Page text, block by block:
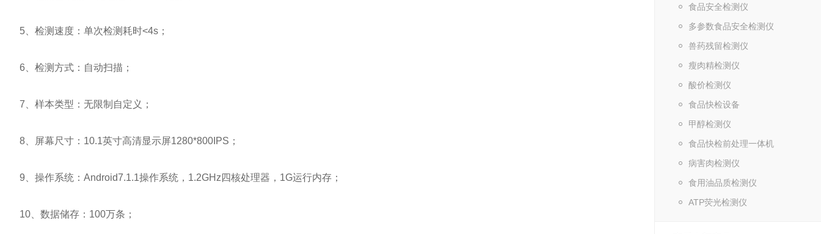
食品安全检测仪
多参数食品安全检测仪
兽药残留检测仪
瘦肉精检测仪
酸价检测仪
食品快检设备
甲醇检测仪
食品快检前处理一体机
病害肉检测仪
食用油品质检测仪
ATP荧光检测仪
5、检测速度：单次检测耗时<4s；
6、检测方式：自动扫描；
7、样本类型：无限制自定义；
8、屏幕尺寸：10.1英寸高清显示屏1280*800IPS；
9、操作系统：Android7.1.1操作系统，1.2GHz四核处理器，1G运行内存；
10、数据储存：100万条；